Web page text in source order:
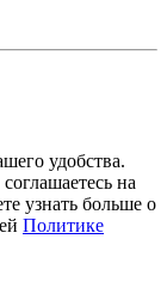
удобства.
на
узнать больше о
Политике